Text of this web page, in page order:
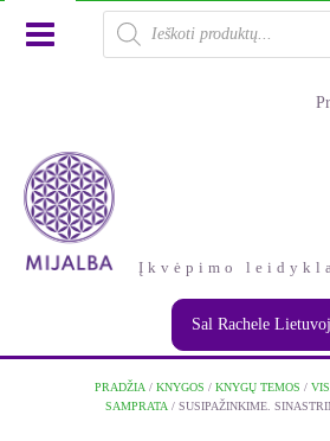
Products
search
Įkvėpimo
Sal Rachele
PRADŽIA / KNYGOS / KNYGŲ TEMOS /
SAMPRATA / SUSIPAŽINKIME.